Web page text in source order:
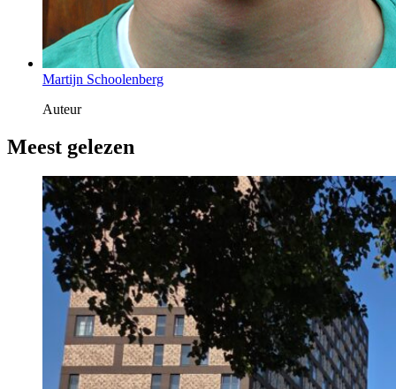
Martijn Schoolenberg
Auteur
Meest gelezen